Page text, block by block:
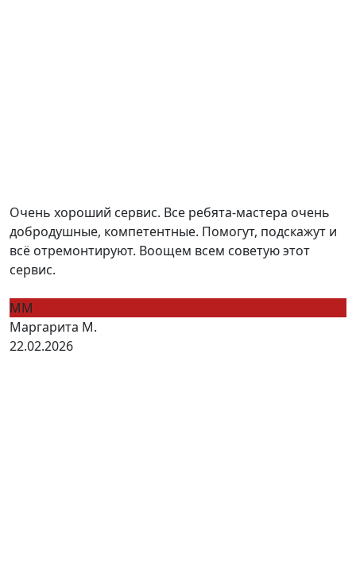
Очень хороший сервис. Все ребята-мастера очень
добродушные, компетентные. Помогут, подскажут и
всё отремонтируют. Воощем всем советую этот
сервис.
ММ
Маргарита М.
22.02.2026